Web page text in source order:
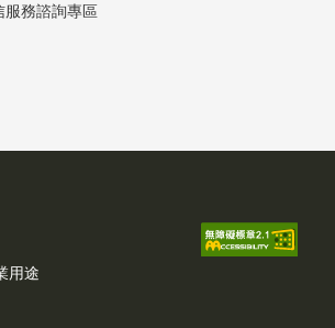
服務諮詢專區
2636 陳先生
用途